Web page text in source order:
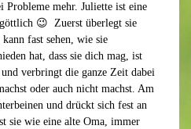
Probleme mehr. Juliette ist eine
😉 Zuerst überlegt sie
fast sehen, wie sie
hat, dass sie dich mag, ist
verbringt die ganze Zeit dabei
oder auch nicht machst. Am
und drückt sich fest an
sie wie eine alte Oma, immer